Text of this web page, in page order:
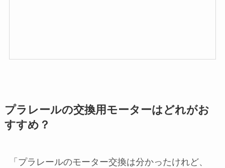
プラレールの交換用モーターはどれがお
すすめ？
「プラレールのモーター交換は分かったけれど、